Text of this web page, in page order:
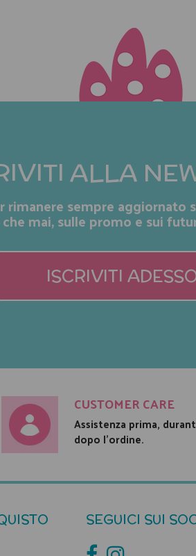
ALLA
rimanere sempre aggiornato
mai, sulle promo e sui
ISCRIVITI
CUSTOMER CARE
Assistenza prima,
dopo l'ordine.
SEGUICI SUI